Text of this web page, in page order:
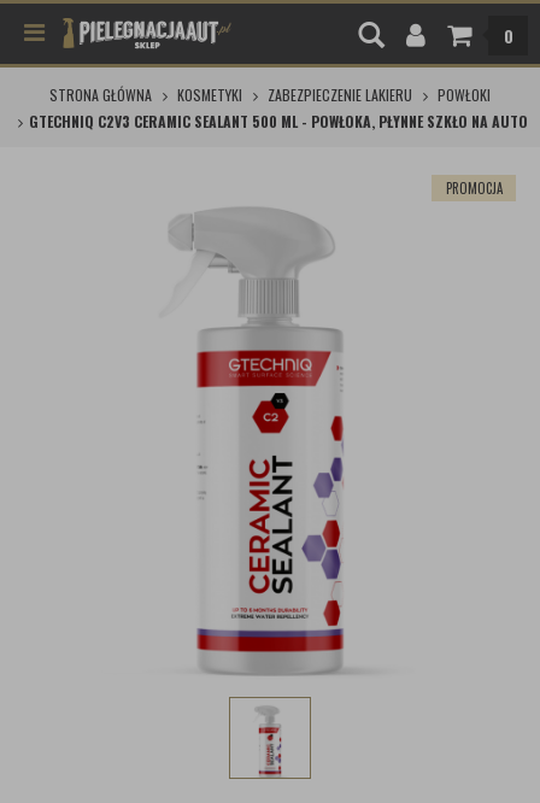
0
STRONA GŁÓWNA KOSMETYKI ZABEZPIECZENIE LAKIERU
POWŁOKI
GTECHNIQ C2V3 CERAMIC SEALANT 500 ML - POWŁOKA, PŁYNNE SZKŁO NA AUTO
PROMOCJA